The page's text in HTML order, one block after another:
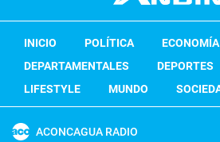
INICIO POLÍTICA ECONOMÍA
DEPARTAMENTALES
DEPORTES
LIFESTYLE
MUNDO
ACONCAGUA RADIO